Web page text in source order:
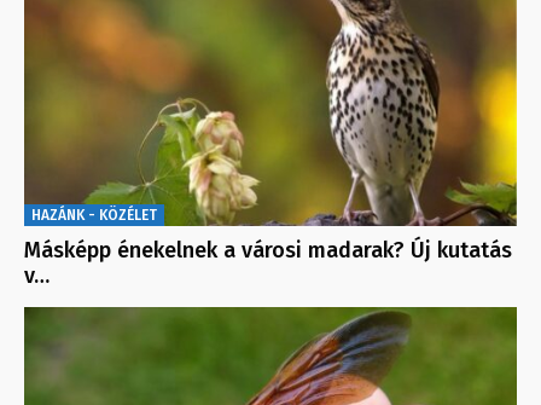
HAZÁNK - KÖZÉLET
Másképp énekelnek a városi madarak? Új kutatás
v…